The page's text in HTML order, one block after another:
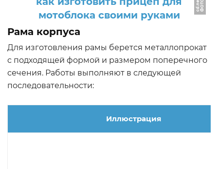
t
Рама корпуса
Для изготовления рамы берется металлопрокат
с подходящей формой и размером поперечного
сечения. Работы выполняют в следующей
последовательности:
Иллюстрация